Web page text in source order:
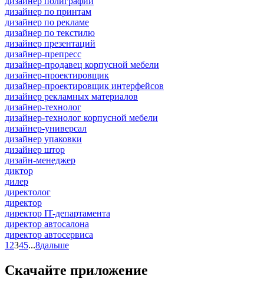
дизайнер по принтам
дизайнер по рекламе
дизайнер по текстилю
дизайнер презентаций
дизайнер-препресс
дизайнер-продавец корпусной мебели
дизайнер-проектировщик
дизайнер-проектировщик интерфейсов
дизайнер рекламных материалов
дизайнер-технолог
дизайнер-технолог корпусной мебели
дизайнер-универсал
дизайнер упаковки
дизайнер штор
дизайн-менеджер
диктор
дилер
директолог
директор
директор IT-департамента
директор автосалона
директор автосервиса
1 2345...8дальше
Скачайте приложение